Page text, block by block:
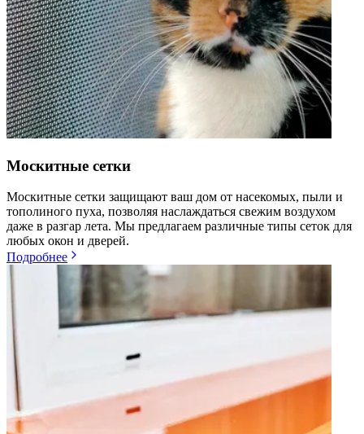
Москитные сетки
Москитные сетки защищают ваш дом от насекомых, пыли и
тополиного пуха, позволяя наслаждаться свежим воздухом
даже в разгар лета. Мы предлагаем различные типы сеток для
любых окон и дверей.
Подробнее